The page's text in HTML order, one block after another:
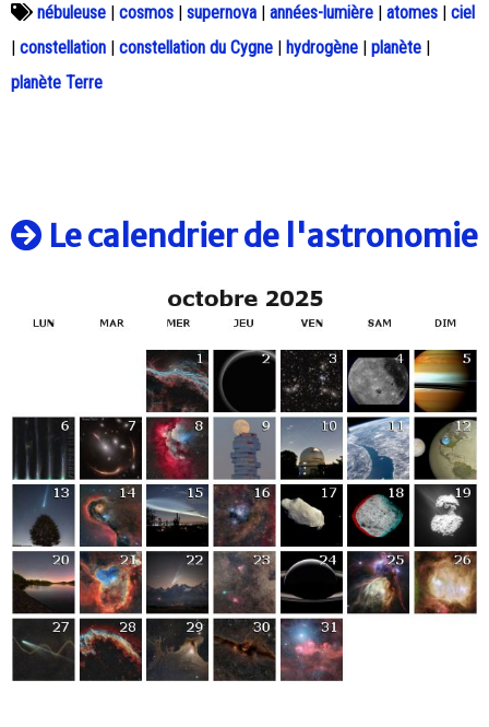
nébuleuse | cosmos | supernova | années-lumière | atomes | ciel
| constellation | constellation du Cygne | hydrogène | planète |
planète Terre
Le calendrier de l'astronomie